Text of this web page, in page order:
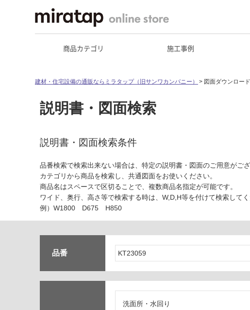
商品カテゴリ 施工事例
建材・住宅設備の通販ならミラタップ（旧サンワカンパニー） 図面ダウンロード
説明書・図面検索
説明書・図面検索条件
品番検索で検索出来ない場合は、特定の説明書・図面のご用意がござ
カテゴリから商品を検索し、共通図面をお使いください。
商品名はスペースで区切ることで、複数商品名指定が可能です。
ワイド、奥行、高さ等で検索する時は、W,D,H等を付けて検索してく
例）W1800 D675 H850
品番
洗面所・水回り